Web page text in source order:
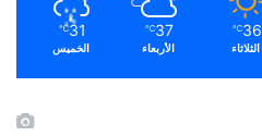
36
℃
الثلاثاء
37
℃
الأربعاء
31
℃
الخميس